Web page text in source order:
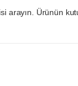
Ürünün